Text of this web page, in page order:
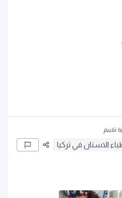
الاسنان في تركيا